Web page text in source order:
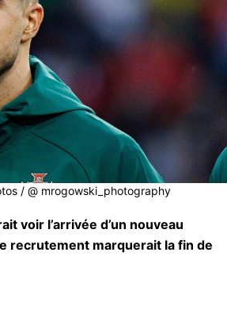
/ @ mrogowski_photography
voir l’arrivée d’un nouveau
recrutement marquerait la fin de